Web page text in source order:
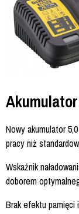
Nowy akumulator
pracy niż
Wskaźnik
doborem
Brak efektu pamięci